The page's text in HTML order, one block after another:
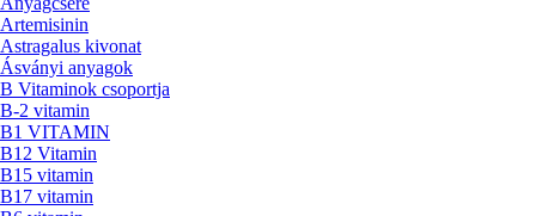
Artemisinin
Astragalus kivonat
Ásványi anyagok
B Vitaminok csoportja
B-2 vitamin
B1 VITAMIN
B12 Vitamin
B15 vitamin
B17 vitamin